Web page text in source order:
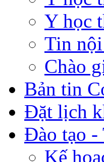
Y học
Tin
Chào
Bản tin
Đặt lịch
Đào tạo -
Kế